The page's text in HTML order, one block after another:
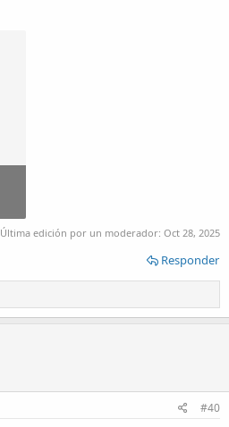
Última edición por un moderador: Oct 28, 2025
Responder
#40